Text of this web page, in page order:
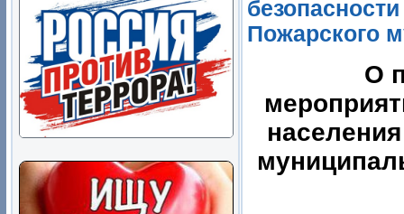
Пожарского
О